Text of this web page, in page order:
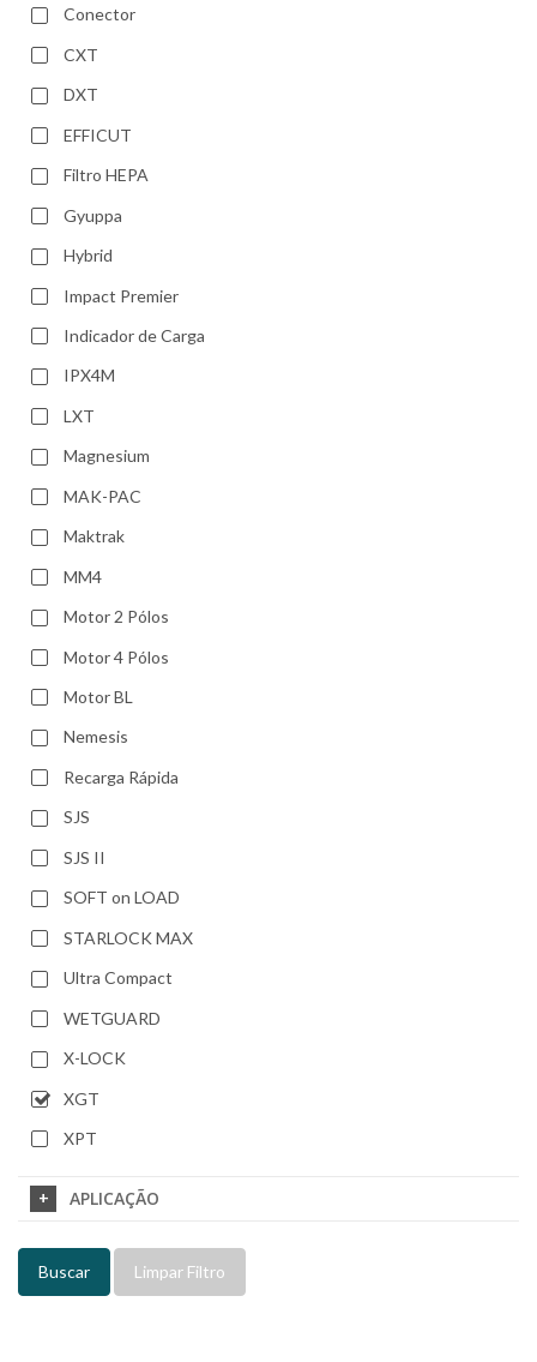
Conector
CXT
DXT
EFFICUT
Filtro HEPA
Gyuppa
Hybrid
Impact Premier
Indicador de Carga
IPX4M
LXT
Magnesium
MAK-PAC
Maktrak
MM4
Motor 2 Pólos
Motor 4 Pólos
Motor BL
Nemesis
Recarga Rápida
SJS
SJS II
SOFT on LOAD
STARLOCK MAX
Ultra Compact
WETGUARD
X-LOCK
XGT
XPT
APLICAÇÃO
Buscar Limpar Filtro